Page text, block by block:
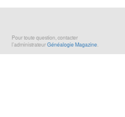
Pour toute question, contacter
l’administrateurGénéalogie Magazine.